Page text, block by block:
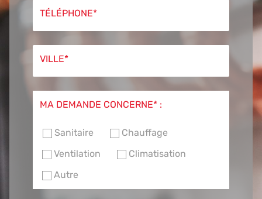
TÉLÉPHONE*
VILLE*
MA DEMANDE CONCERNE* :
Sanitaire
Chauffage
Ventilation
Climatisation
Autre